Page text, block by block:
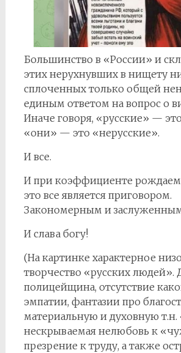
Большинство в «России» и
этих нерухнувших в нищету
сплоченных только общей
единым ответом на вопрос о
Иначе говоря, «русские» —
«они» — это «нерусские».
И все.
И при коэффициенте
это все является приговором.
Закономерным и
И слава богу!
(На картинке характерное
творчество «русских людей».
полицейщина, отсутствие
эмпатии, фантазии про
материальную и духовную т.н.
нескрываемая нелюбовь к
презрение к труду, а также